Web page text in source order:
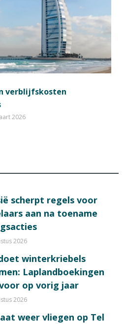
verblijfskosten
2026
scherpt regels voor
aan na toename
2026
winterkriebels
Laplandboekingen
op vorig jaar
2026
weer vliegen op Tel